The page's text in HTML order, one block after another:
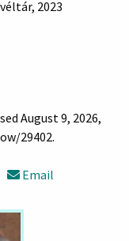
2023
August 9, 2026,
29402.
Email